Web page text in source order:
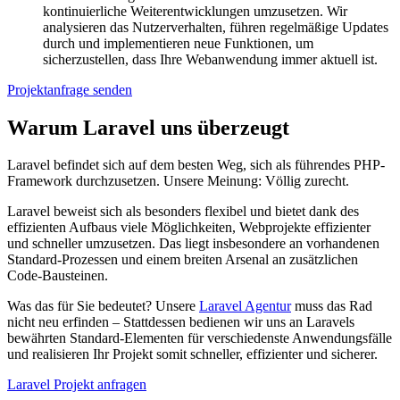
kontinuierliche Weiterentwicklungen umzusetzen. Wir
analysieren das Nutzerverhalten, führen regelmäßige Updates
durch und implementieren neue Funktionen, um
sicherzustellen, dass Ihre Webanwendung immer aktuell ist.
Projektanfrage senden
Warum Laravel uns überzeugt
Laravel befindet sich auf dem besten Weg, sich als führendes PHP-
Framework durchzusetzen. Unsere Meinung: Völlig zurecht.
Laravel beweist sich als besonders flexibel und bietet dank des
effizienten Aufbaus viele Möglichkeiten, Webprojekte effizienter
und schneller umzusetzen. Das liegt insbesondere an vorhandenen
Standard-Prozessen und einem breiten Arsenal an zusätzlichen
Code-Bausteinen.
Was das für Sie bedeutet? Unsere Laravel Agenturmuss das Rad
nicht neu erfinden – Stattdessen bedienen wir uns an Laravels
bewährten Standard-Elementen für verschiedenste Anwendungsfälle
und realisieren Ihr Projekt somit schneller, effizienter und sicherer.
Laravel Projekt anfragen